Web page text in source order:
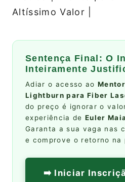
Altíssimo Valor |
Sentença Final: O
Inteiramente
Adiar o acesso ao
Lightburn para Fiber
do preço é ignorar o
experiência de Euler
Garanta a sua vaga nas
e comprove o retorno na
➡️ Iniciar